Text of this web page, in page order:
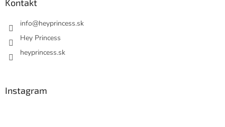
Kontakt
info@heyprincess.sk
Hey Princess
heyprincess.sk
Instagram